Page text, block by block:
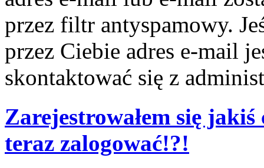
przez filtr antyspamowy.
przez Ciebie adres e-mail
skontaktować się z
Zarejestrowałem się jakiś
teraz zalogować!?!